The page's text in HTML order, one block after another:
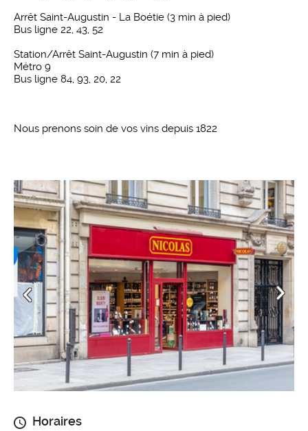
Arrêt Saint-Augustin - La Boétie (3 min à pied)
Bus ligne 22, 43, 52
Station/Arrêt Saint-Augustin (7 min à pied)
Métro 9
Bus ligne 84, 93, 20, 22
Nous prenons soin de vos vins depuis 1822
Horaires